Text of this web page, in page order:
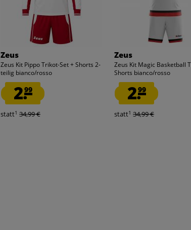
Zeus
Zeus Kit Pippo Trikot-Set + Shorts 2-
teilig bianco/rosso
2.99
statt1 34,99 €
Zeus
Zeus Kit Magic Basketball
Shorts bianco/rosso
2.99
statt1 34,99 €